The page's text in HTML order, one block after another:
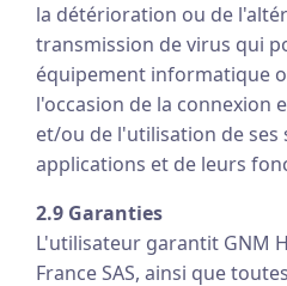
la détérioration ou de
transmission de virus qui
équipement informatique
l'occasion de la connexion
et/ou de l'utilisation de
applications et de leurs
2.9 Garanties
L'utilisateur garantit GNM
France SAS, ainsi que